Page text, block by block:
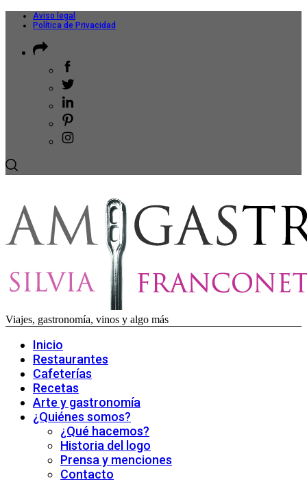
Aviso legal
Política de Privacidad
Viajes, gastronomía, vinos y algo más
Inicio
Restaurantes
Cafeterías
Recetas
Arte y gastronomía
¿Quiénes somos?
¿Qué hacemos?
Historia del logo
Prensa y menciones
Contacto